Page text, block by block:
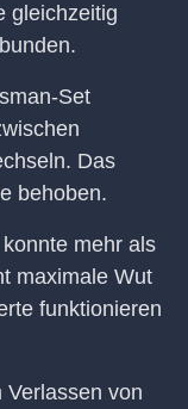
gleichzeitig
Set
Das
behoben.
mehr als
maximale Wut
funktionieren
Verlassen von